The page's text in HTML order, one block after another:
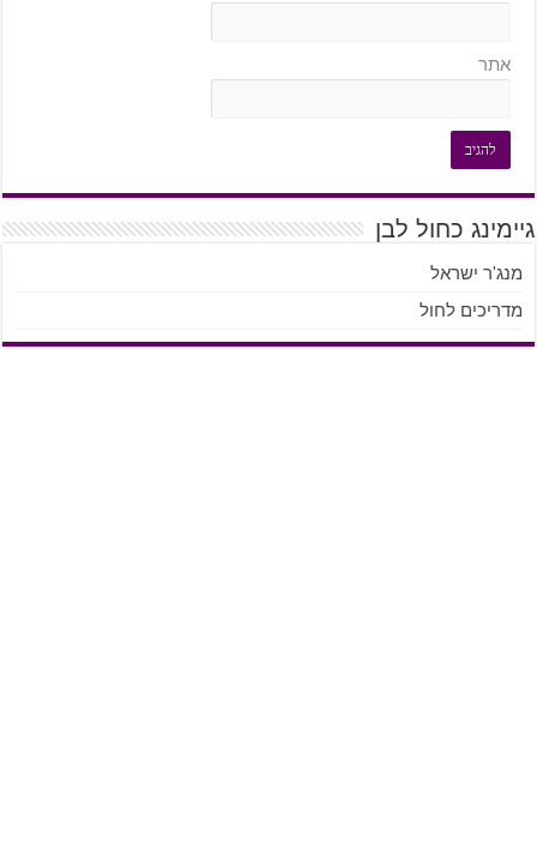
אתר
גיימינג כחול לבן
מנג'ר ישראל
מדריכים לחול